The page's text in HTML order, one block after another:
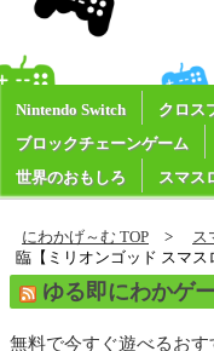
Nintendo Switch クロス
ブロックチェーンゲーム
世界のおもしろ
スマス
にわかげ～む TOP ス
臨【ミリオンゴッド スマス
ゆる即にわかゲ
無料で今すぐ遊べるおす